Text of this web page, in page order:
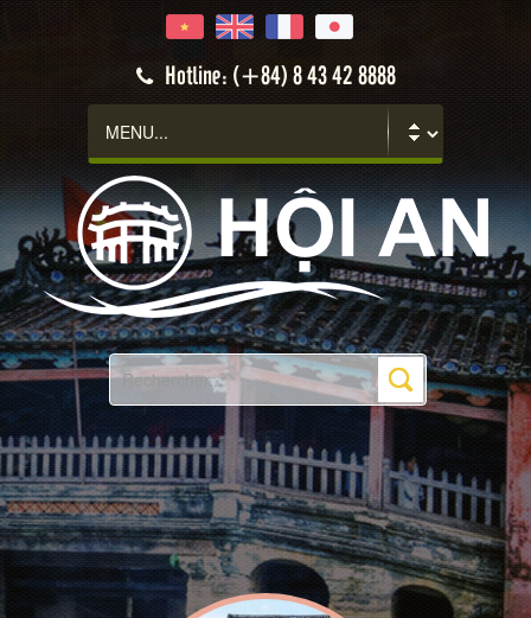
Hotline: (+84) 8 43 42 8888